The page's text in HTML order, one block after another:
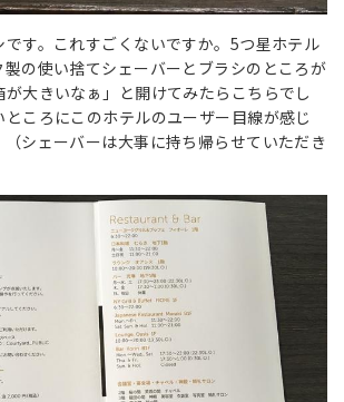
す。これすごくないですか。5つ星ホテル
の使い捨てシェーバーとブラシのところが
大きいなぁ」と開けてみたらこちらでし
ころにこのホテルのユーザー目線が感じ
シェーバーは大事に持ち帰らせていただき